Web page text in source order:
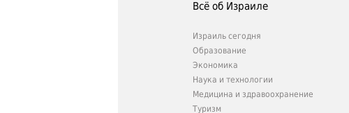
Всё об Израиле
Израиль сегодня
Образование
Экономика
Наука и технологии
Медицина и здравоохранение
Туризм